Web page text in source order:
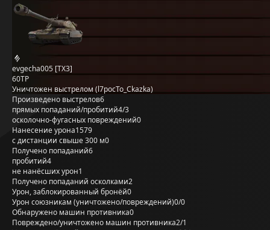
evgecha005 [TX3]
60TP
Уничтожен выстрелом (l7pocTo_Ckazka)
Произведено выстрелов6
прямых попаданий/пробитий4/3
осколочно-фугасных повреждений0
Нанесение урона1579
с дистанции свыше 300 м0
Получено попаданий6
пробитий4
не нанёсших урон1
Получено попаданий осколками2
Урон, заблокированный бронёй0
Урон союзникам (уничтожено/повреждений)0/0
Обнаружено машин противника0
Повреждено/уничтожено машин противника2/1